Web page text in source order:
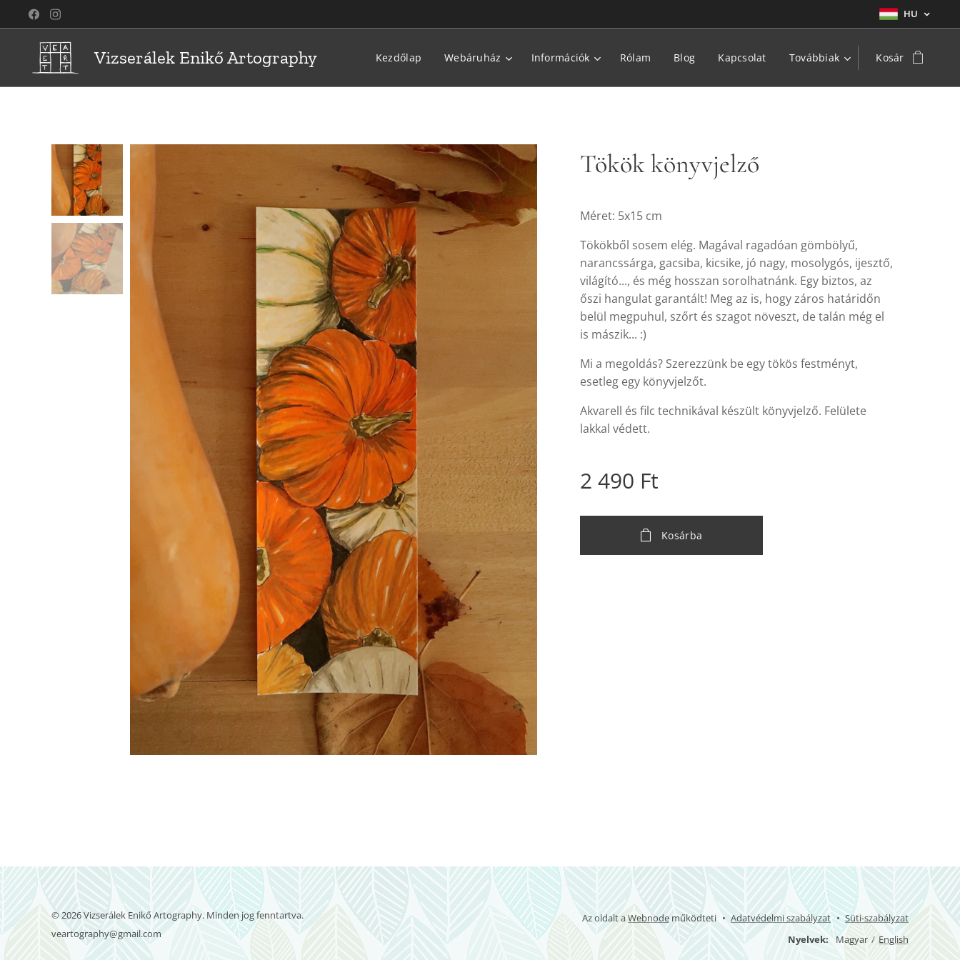
HU
Vizserálek Enikő Artography Kezdőlap Webáruház Információk Rólam Blog Kapcsolat Továbbiak Kosár
Tökök könyvjelző
Méret: 5x15 cm
Tökökből sosem elég. Magával ragadóan gömbölyű,
narancssárga, gacsiba, kicsike, jó nagy, mosolygós, ijesztő,
világító..., és még hosszan sorolhatnánk. Egy biztos, az
őszi hangulat garantált! Meg az is, hogy záros határidőn
belül megpuhul, szőrt és szagot növeszt, de talán még el
is mászik... :)
Mi a megoldás? Szerezzünk be egy tökös festményt,
esetleg egy könyvjelzőt.
Akvarell és filc technikával készült könyvjelző. Felülete
lakkal védett.
2 490 Ft
Kosárba
© 2026 Vizserálek Enikő Artography. Minden jog fenntartva.
veartography@gmail.com
Az oldalt aWebnodeműködteti Adatvédelmi szabályzat
Süti-szabályzat
Nyelvek
Magyar English